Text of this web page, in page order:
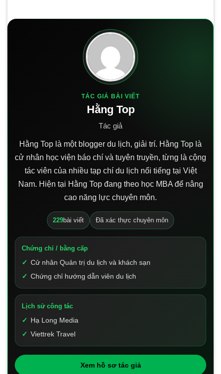
TÁC GIẢ BÀI VIẾT
Hằng Top
Tác giả
Hằng Top là một blogger du lịch, giải trí. Hằng Top là
cử nhân học viện báo chí và tuyên truyền, từng là cộng
tác viên của nhiều tạp chí du lịch nổi tiếng tại Việt
Nam. Hiện tại Hằng Top đang theo học MBA để nâng
cao năng lực chuyên môn.
229bài viết Đã xác thực chuyên môn
Chứng chỉ / bằng cấp
Cử nhân Quản trị du lịch và khách sạn
Chứng chỉ hướng dẫn viên du lịch
Lịch sử công tác
Hạ Long Media
Viettrek Travel
Xem hồ sơ tác giả